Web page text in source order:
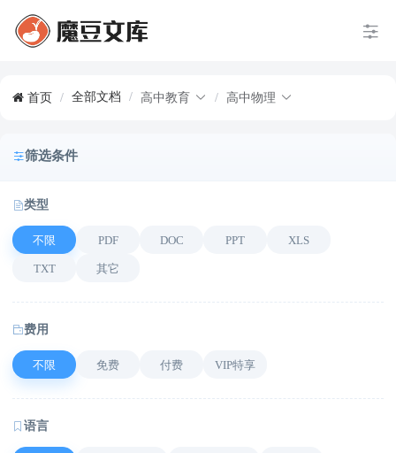
首页 / 全部文档 / 高中教育 / 高中物理
筛选条件
类型
不限 PDF DOC PPT XLS
TXT 其它
费用
不限 免费 付费 VIP特享
语言